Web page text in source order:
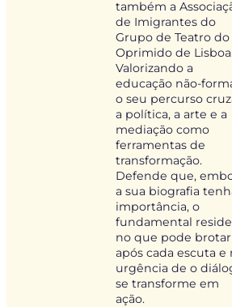
também a
de Imigrantes do
Grupo de Teatro do
Oprimido de
Valorizando a
educação não-
o seu percurso
a política, a arte e a
mediação como
ferramentas de
transformação.
Defende que,
a sua biografia
importância, o
fundamental reside
no que pode brotar
após cada escuta e
urgência de o
se transforme em
ação.